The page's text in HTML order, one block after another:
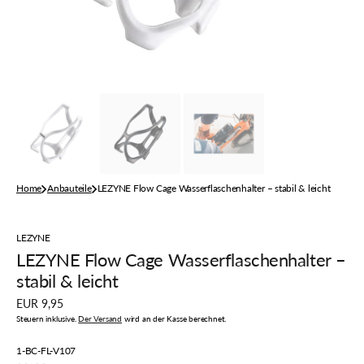
der
Galerieansicht
Home Anbauteile LEZYNE Flow Cage Wasserflaschenhalter – stabil & leicht
LEZYNE
LEZYNE Flow Cage Wasserflaschenhalter –
stabil & leicht
Regulärer
Preis
EUR 9,95
Steuern inklusive. Der Versand wird an der Kasse berechnet.
Artikelnummer:
1-BC-FL-V107